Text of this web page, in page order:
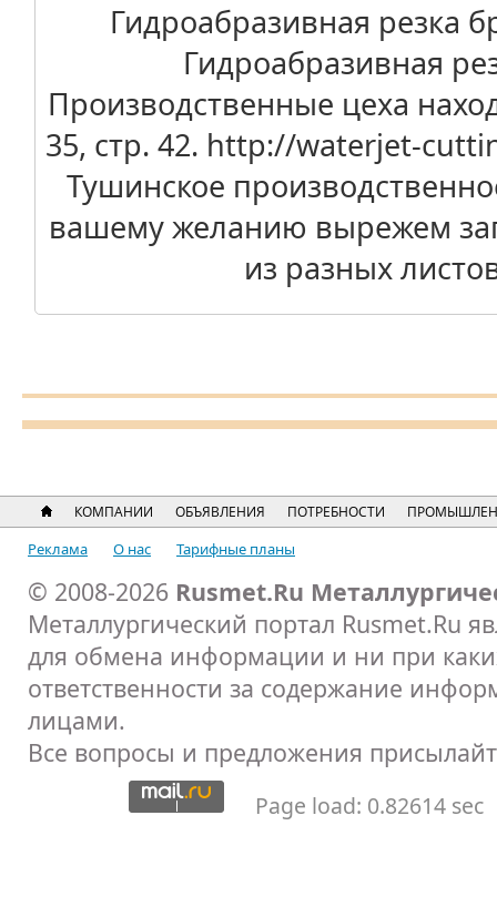
Гидроабразивная резка
Гидроабразивная
Производственные цеха
35, стр. 42. http://waterjet-
Тушинское
вашему желанию вырежем
из разных
КОМПАНИИ ОБЪЯВЛЕНИЯ ПОТРЕБНОСТИ
Реклама О нас Тарифные планы
© 2008-2026 Rusmet.Ru
Металлургический портал Rusmet.Ru
для обмена информации и ни при
ответственности за содержание
лицами.
Все вопросы и предложения
Page load: 0.82614 sec